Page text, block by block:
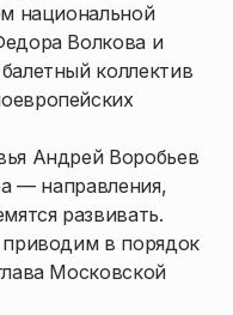
национальной
Волкова и
коллектив
Андрей Воробьев
— направления,
развивать.
в порядок
Московской